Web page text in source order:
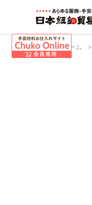
日本紐釦 ホーム >